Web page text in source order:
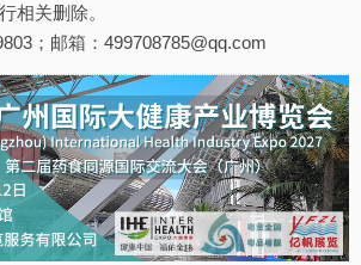
相关删除。
；邮箱：499708785@qq.com